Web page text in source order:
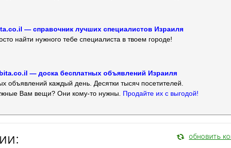
— справочник лучших специалистов Израиля
найти нужного тебе специалиста в твоем городе!
— доска бесплатных объявлений Израиля
объявлений каждый день. Десятки тысяч посетителей.
Вам вещи? Они кому-то нужны. Продайте их с выгодой!
обновить